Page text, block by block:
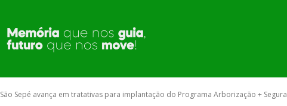
O GOVERNO MUNICÍPIO
São Sepé avança em tratativas para implantação do Programa Arborização + Segura